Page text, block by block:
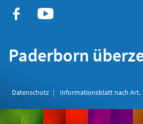
Paderborn
Datenschutz
Informationsblatt nach Art.